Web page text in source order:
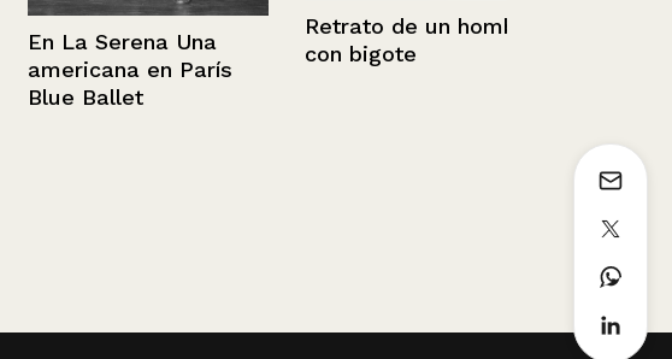
En La Serena Una
americana en París
Blue Ballet
Retrato de un hombre
con bigote